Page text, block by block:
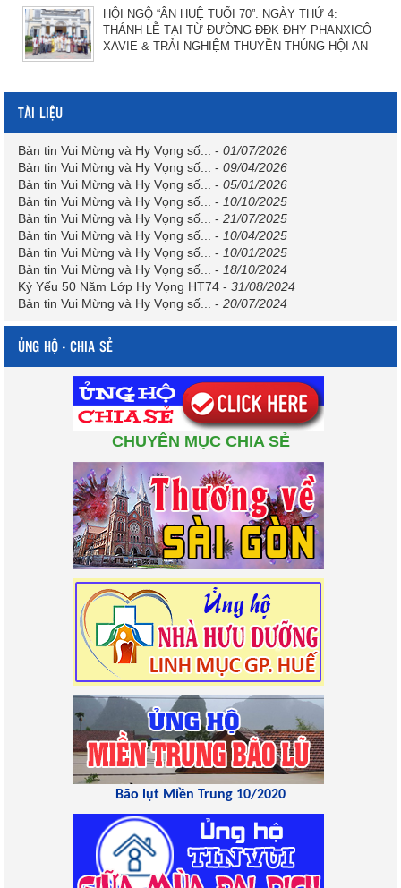
HỘI NGỘ “ÂN HUỆ TUỔI 70”. NGÀY THỨ 4:
THÁNH LỄ TẠI TỪ ĐƯỜNG ĐĐK ĐHY PHANXICÔ
XAVIE & TRẢI NGHIỆM THUYỀN THÚNG HỘI AN
TÀI LIỆU
Bản tin Vui Mừng và Hy Vọng số... - 01/07/2026
Bản tin Vui Mừng và Hy Vọng số... - 09/04/2026
Bản tin Vui Mừng và Hy Vọng số... - 05/01/2026
Bản tin Vui Mừng và Hy Vọng số... - 10/10/2025
Bản tin Vui Mừng và Hy Vọng số... - 21/07/2025
Bản tin Vui Mừng và Hy Vọng số... - 10/04/2025
Bản tin Vui Mừng và Hy Vọng số... - 10/01/2025
Bản tin Vui Mừng và Hy Vọng số... - 18/10/2024
Kỷ Yếu 50 Năm Lớp Hy Vọng HT74 - 31/08/2024
Bản tin Vui Mừng và Hy Vọng số... - 20/07/2024
ỦNG HỘ - CHIA SẺ
CHUYÊN MỤC CHIA SẺ
Bão lụt Miền Trung 10/2020